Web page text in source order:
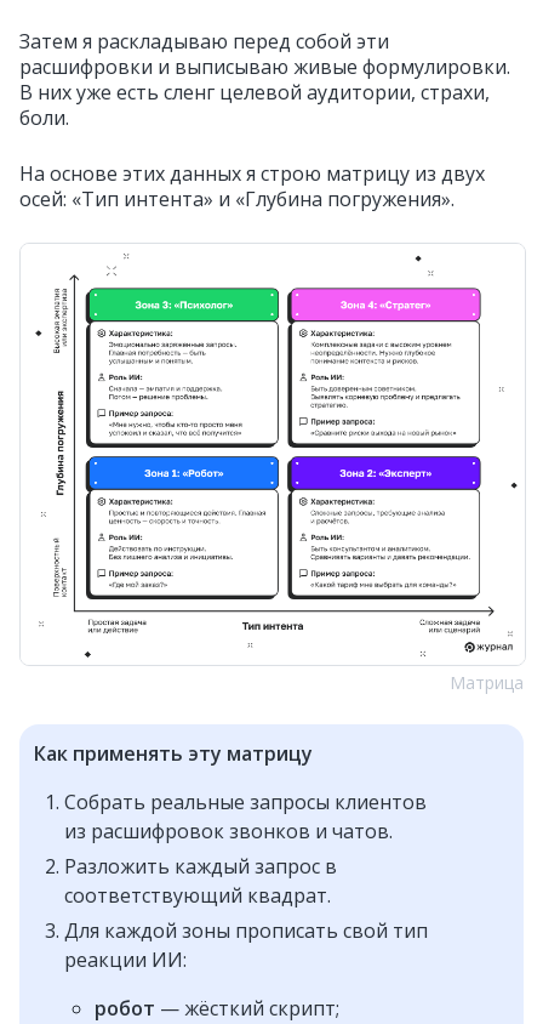
Затем я раскладываю перед собой эти
расшифровки и выписываю живые формулировки.
В них уже есть сленг целевой аудитории, страхи,
боли.
На основе этих данных я строю матрицу из двух
осей: «Тип интента» и «Глубина погружения».
Матрица
Как применять эту матрицу
Собрать реальные запросы клиентов
из расшифровок звонков и чатов.
Разложить каждый запрос в
соответствующий квадрат.
Для каждой зоны прописать свой тип
реакции ИИ:
робот — жёсткий скрипт;